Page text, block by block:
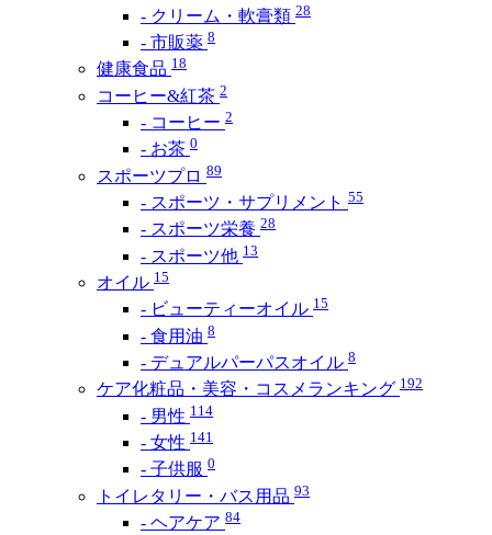
- クリーム・軟膏類 28
- 市販薬 8
健康食品 18
コーヒー&紅茶 2
- コーヒー 2
- お茶 0
スポーツプロ 89
- スポーツ・サプリメント 55
- スポーツ栄養 28
- スポーツ他 13
オイル 15
- ビューティーオイル 15
- 食用油 8
- デュアルパーパスオイル 8
ケア化粧品・美容・コスメランキング 192
- 男性 114
- 女性 141
- 子供服 0
トイレタリー・バス用品 93
- ヘアケア 84